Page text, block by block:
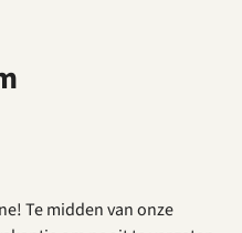
Te midden van onze